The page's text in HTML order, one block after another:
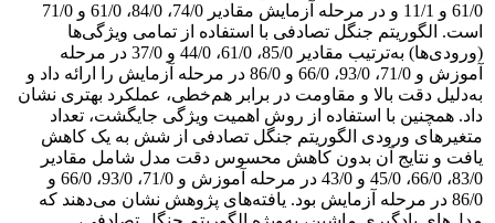
61/0 و 11/1 و در مرحله آزمایش مقادیر 74/0، 84/0، 61/0 و 71/0
است. الگوریتم جنگل تصادفی با استفاده از تمامی ویژگی‌ها
(ورودی‌ها) به‌ترتیب مقادیر 85/0، 61/0، 44/0 و 37/0 در مرحله
آموزش و 71/0، 93/0، 66/0 و 86/0 در مرحله آزمایش را ارائه داد و
به‌دلیل دقت بالا و مقاومت در برابر هم‌خطی، عملکرد بهتری نشان
داد. همچنین با استفاده از روش اهمیت ویژگی جایگشت، تعداد
متغیرهای ورودی الگوریتم جنگل تصادفی از شش به یک کاهش
یافت و نتایج آن بدون کاهش محسوس دقت مدل شامل مقادیر
83/0، 66/0، 45/0 و 43/0 در مرحله آموزش و 71/0، 93/0، 66/0 و
86/0 در مرحله آزمایش بود. یافته‌های پژوهش نشان می‌دهند که